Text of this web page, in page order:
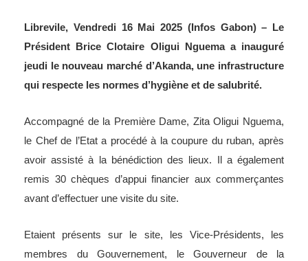
Librevile, Vendredi 16 Mai 2025 (Infos Gabon) – Le
Président Brice Clotaire Oligui Nguema a inauguré
jeudi le nouveau marché d’Akanda, une infrastructure
qui respecte les normes d’hygiène et de salubrité.
Accompagné de la Première Dame, Zita Oligui Nguema,
le Chef de l’Etat a procédé à la coupure du ruban, après
avoir assisté à la bénédiction des lieux. Il a également
remis 30 chèques d’appui financier aux commerçantes
avant d’effectuer une visite du site.
Etaient présents sur le site, les Vice-Présidents, les
membres du Gouvernement, le Gouverneur de la